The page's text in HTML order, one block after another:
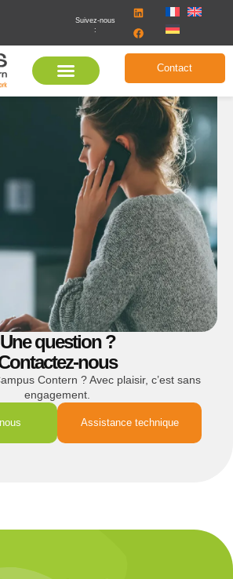
Suivez-nous
:
Contact
Une question ?
nous
Contern ? Avec plaisir, c’est sans
engagement.
Assistance technique